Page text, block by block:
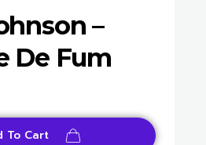
–
De Fum
To Cart